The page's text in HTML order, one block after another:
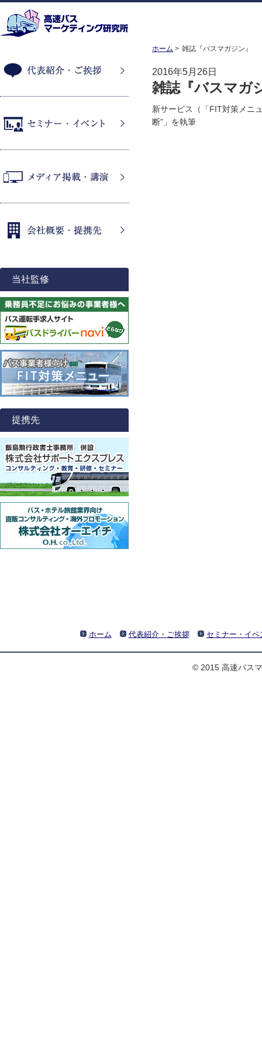
ホーム 雑誌『バスマガジン』
2016年5月26日
雑誌『バスマガ
新サービス（「FIT対策メニ
断”」を執筆
当社監修
提携先
ホーム 代表紹介・ご挨拶 セミナー・イベ
© 2015 高速バス